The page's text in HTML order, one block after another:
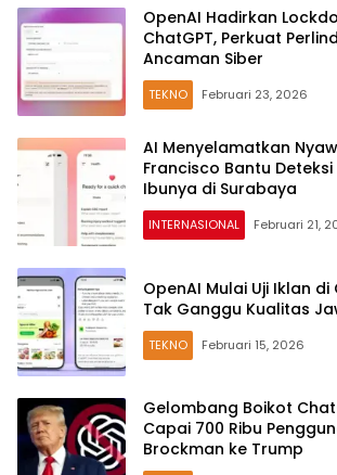
OpenAI Hadirkan
ChatGPT, Perkuat
Ancaman Siber
TEKNO Februari 23, 2026
AI Menyelamatkan
Francisco Bantu
Ibunya di Surabaya
INTERNASIONAL Februari 21,
OpenAI Mulai Uji Iklan di
Tak Ganggu Kualitas
TEKNO Februari 15, 2026
Gelombang Boikot
Capai 700 Ribu
Brockman ke Trump